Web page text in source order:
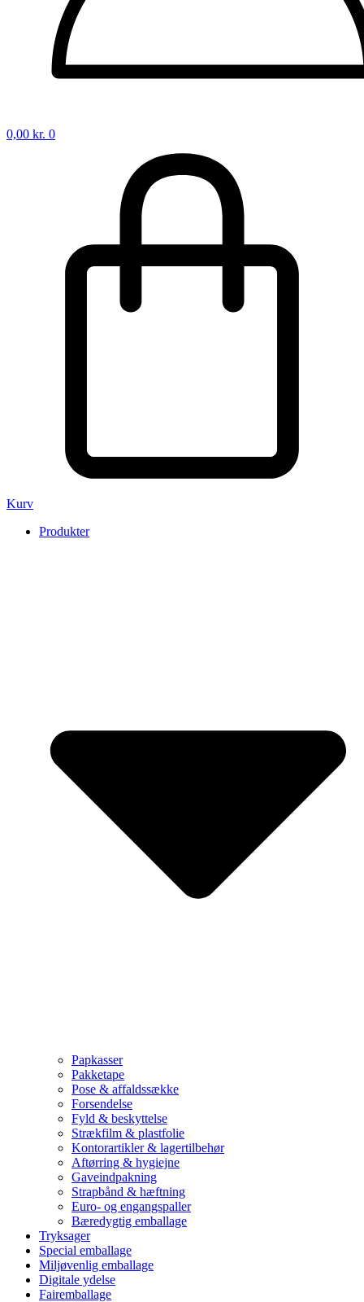
0,00 kr. 0
Kurv
Produkter
Papkasser
Pakketape
Pose & affaldssække
Forsendelse
Fyld & beskyttelse
Strækfilm & plastfolie
Kontorartikler & lagertilbehør
Aftørring & hygiejne
Gaveindpakning
Strapbånd & hæftning
Euro- og engangspaller
Bæredygtig emballage
Tryksager
Special emballage
Miljøvenlig emballage
Digitale ydelse
Fairemballage